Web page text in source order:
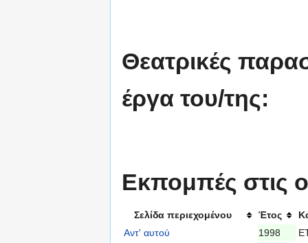
Θεατρικές
έργα του/της:
Εκπομπές στις
Σελίδα περιεχομένου Έτος
Αντ' αυτού
1998